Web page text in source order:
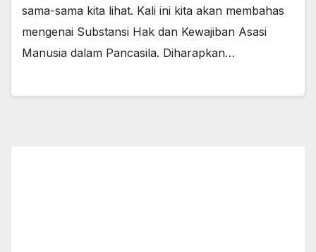
sama-sama kita lihat. Kali ini kita akan membahas
mengenai Substansi Hak dan Kewajiban Asasi
Manusia dalam Pancasila. Diharapkan…